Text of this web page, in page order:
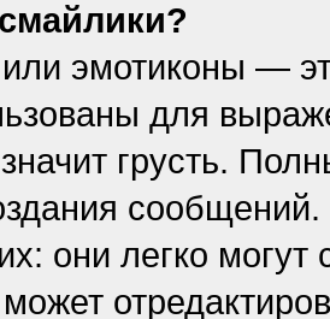
эмотиконы —
для
грусть.
сообщений.
они легко